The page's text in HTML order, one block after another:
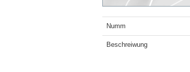
Numm
Beschreiwung